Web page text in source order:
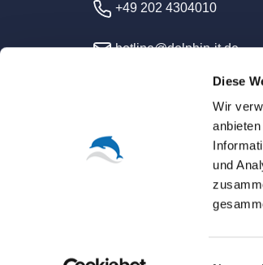
Diese
Wir
und
+49 202 4304010
hotline@dolphin-it.de
©